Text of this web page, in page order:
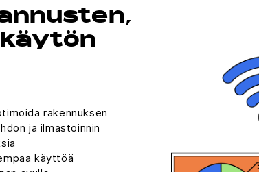
rakennuksen
ja ilmastoinnin
käyttöä